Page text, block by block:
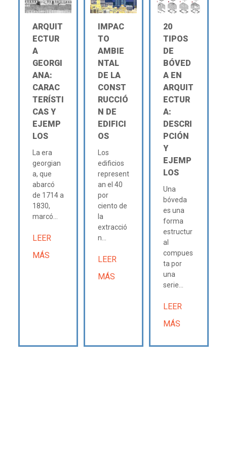
ARQUIT
ECTUR
A
GEORGI
ANA:
CARAC
TERÍSTI
CAS Y
EJEMP
LOS
La era
georgian
a, que
abarcó
de 1714 a
1830,
marcó...
LEER
MÁS
IMPAC
TO
AMBIE
NTAL
DE LA
CONST
RUCCIÓ
N DE
EDIFICI
OS
Los
edificios
represent
an el 40
por
ciento de
la
extracció
n...
LEER
MÁS
20
TIPOS
DE
BÓVED
A EN
ARQUIT
ECTUR
A:
DESCRI
PCIÓN
Y
EJEMP
LOS
Una
bóveda
es una
forma
estructur
al
compues
ta por
una
serie...
LEER
MÁS